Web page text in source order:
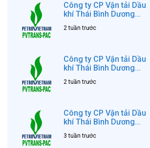
Công ty CP Vận tải Dầu
khí Thái Bình Dương...
2 tuần trước
Công ty CP Vận tải Dầu
khí Thái Bình Dương...
2 tuần trước
Công ty CP Vận tải Dầu
khí Thái Bình Dương...
3 tuần trước